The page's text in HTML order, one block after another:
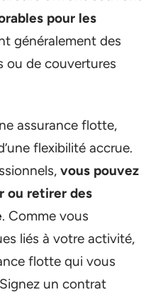
pour les
généralement des
ou de couvertures
assurance flotte,
flexibilité accrue.
vous pouvez
ou retirer des
. Comme vous
liés à votre activité,
flotte qui vous
un contrat